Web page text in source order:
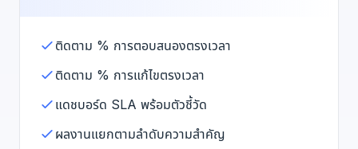
ติดตาม % การตอบสนองตรงเวลา
ติดตาม % การแก้ไขตรงเวลา
แดชบอร์ด SLA พร้อมตัวชี้วัด
ผลงานแยกตามลำดับความสำคัญ